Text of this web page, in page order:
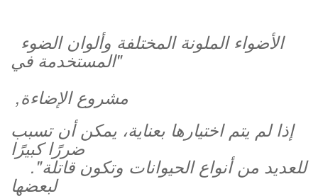
المستخدمة في"
,مشروع الإضاءة
إذا لم يتم اختيارها بعناية، يمكن أن تسبب
ضررًا كبيرًا
."للعديد من أنواع الحيوانات وتكون قاتلة
لبعضها